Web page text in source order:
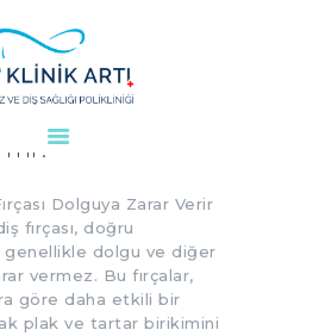
mi?
Dolguya Zarar Verir
fırçası, doğru
genellikle dolgu ve diğer
vermez. Bu fırçalar,
göre daha etkili bir
plak ve tartar birikimini